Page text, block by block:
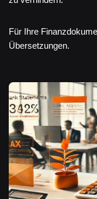
Für Ihre
Übersetzungen.